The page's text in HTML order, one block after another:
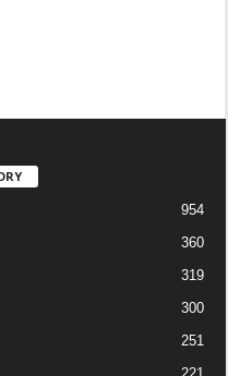
954
360
319
300
251